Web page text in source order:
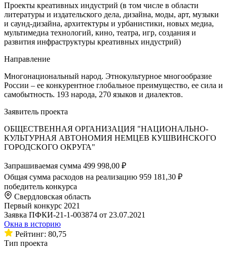
Проекты креативных индустрий (в том числе в области
литературы и издательского дела, дизайна, моды, арт, музыки
и саунд-дизайна, архитектуры и урбанистики, новых медиа,
мультимедиа технологий, кино, театра, игр, создания и
развития инфраструктуры креативных индустрий)
Направление
Многонациональный народ. Этнокультурное многообразие
России – ее конкурентное глобальное преимущество, ее сила и
самобытность. 193 народа, 270 языков и диалектов.
Заявитель проекта
ОБЩЕСТВЕННАЯ ОРГАНИЗАЦИЯ "НАЦИОНАЛЬНО-
КУЛЬТУРНАЯ АВТОНОМИЯ НЕМЦЕВ КУШВИНСКОГО
ГОРОДСКОГО ОКРУГА"
Запрашиваемая сумма 499 998,00 ₽
Общая сумма расходов на реализацию 959 181,30 ₽
победитель конкурса
Свердловская область
Первый конкурс 2021
Заявка ПФКИ-21-1-003874 от 23.07.2021
Окна в историю
Рейтинг: 80,75
Тип проекта